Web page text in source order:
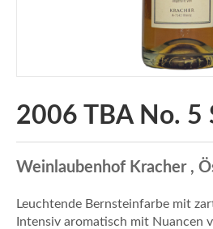
2006 TBA No. 5
Weinlaubenhof Kracher ,
Leuchtende Bernsteinfarbe mit
Intensiv aromatisch mit Nuancen